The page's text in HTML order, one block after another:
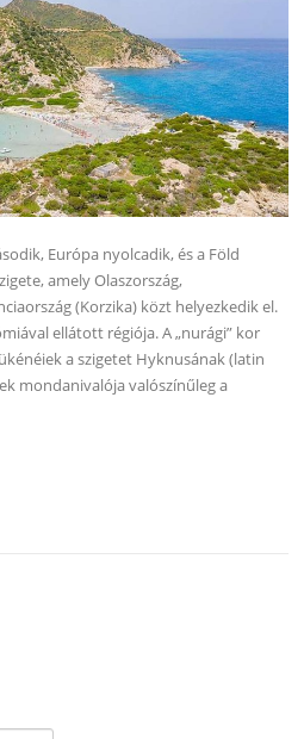
Európa nyolcadik, és a Föld
amely Olaszország,
(Korzika) közt helyezkedik el.
ellátott régiója. A „nurági” kor
a szigetet Hyknusának (latin
mondanivalója valószínűleg a